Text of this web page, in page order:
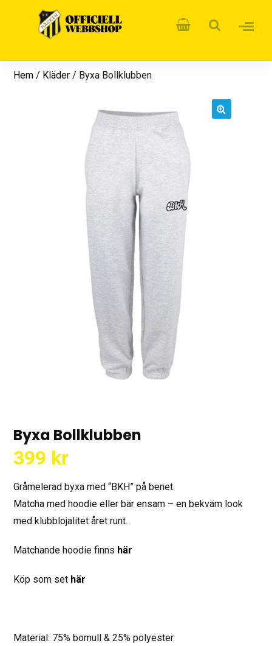
Hem / Kläder / Byxa Bollklubben
Byxa Bollklubben
399 kr
Gråmelerad byxa med “BKH” på benet.
Matcha med hoodie eller bär ensam – en bekväm look
med klubblojalitet året runt.
Matchande hoodie finns här
Köp som set här
Material: 75% bomull & 25% polyester